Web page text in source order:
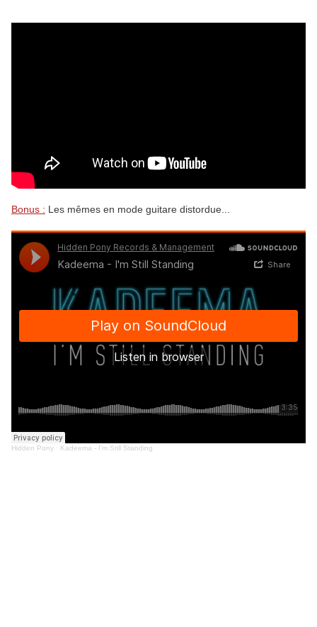
Bonus : Les mêmes en mode guitare distordue...
Hidden Pony · Kadeema - I'm Still Standing